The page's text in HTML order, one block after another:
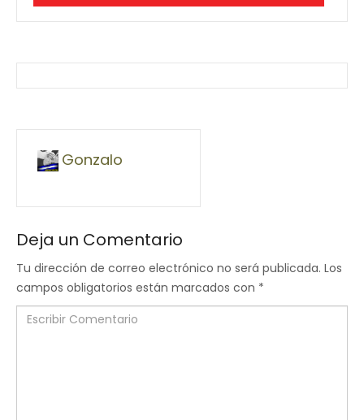
Gonzalo
Deja un Comentario
Tu dirección de correo electrónico no será publicada. Los
campos obligatorios están marcados con *